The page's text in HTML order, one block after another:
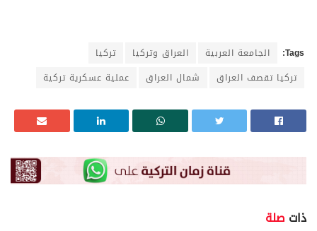
Tags: الجامعة العربية العراق وتركيا
تركيا
تركيا تقصف العراق
شمال العراق عملية عسكرية تركية
ذات صلة